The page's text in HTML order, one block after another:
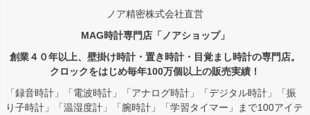
ノア精密株式会社直営
MAG時計専門店「ノアショップ」
創業４０年以上、壁掛け時計・置き時計・目覚まし時計の専門店。
クロックをはじめ毎年100万個以上の販売実績！
「録音時計」「電波時計」「アナログ時計」「デジタル時計」「振
り子時計」「温湿度計」「腕時計」「学習タイマー」まで100アイテ